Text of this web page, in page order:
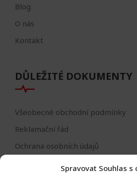
Spravovat Souhlas s
Blog
O nás
Kontakt
DŮLEŽITÉ DOKUMENTY
Všeobecné obchodní podmínky
Reklamační řád
Ochrana osobních údajů